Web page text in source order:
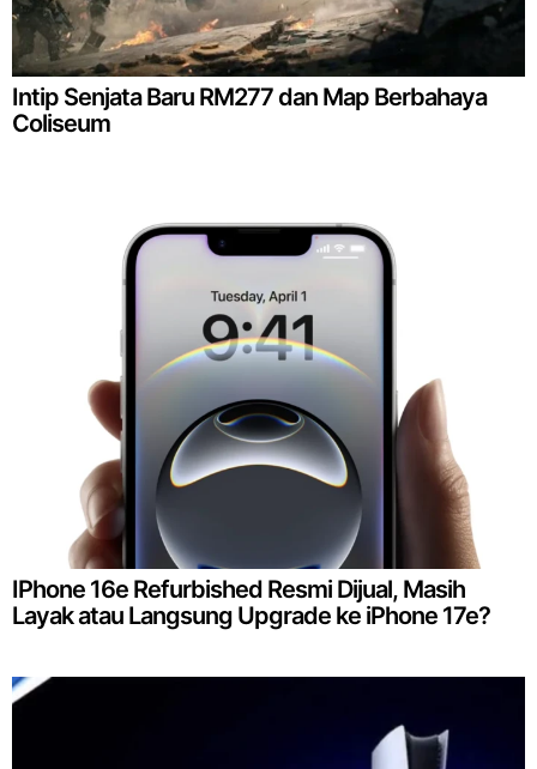
Intip Senjata Baru RM277 dan Map Berbahaya
Coliseum
IPhone 16e Refurbished Resmi Dijual, Masih
Layak atau Langsung Upgrade ke iPhone 17e?